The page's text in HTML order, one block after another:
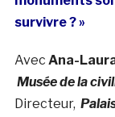
survivre ? »
Avec Ana-
Musée de la
Directeur,